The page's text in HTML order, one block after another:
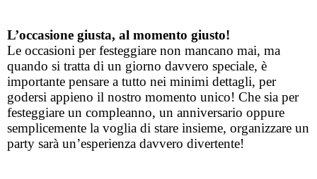
L’occasione giusta, al momento giusto!
Le occasioni per festeggiare non mancano mai, ma
quando si tratta di un giorno davvero speciale, è
importante pensare a tutto nei minimi dettagli, per
godersi appieno il nostro momento unico! Che sia per
festeggiare un compleanno, un anniversario oppure
semplicemente la voglia di stare insieme, organizzare un
party sarà un’esperienza davvero divertente!